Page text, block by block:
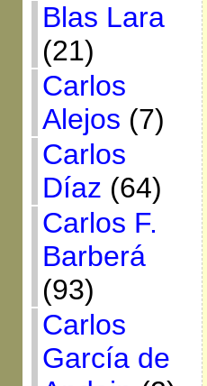
Blas Lara
(21)
Carlos
Alejos (7)
Carlos
Díaz (64)
Carlos F.
Barberá
(93)
Carlos
García de